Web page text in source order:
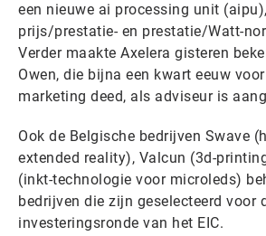
een nieuwe ai processing unit
prijs/prestatie- en prestatie/Watt-
Verder maakte Axelera gisteren
Owen, die bijna een kwart eeuw
marketing deed, als adviseur is
Ook de Belgische bedrijven Swave
extended reality), Valcun (3d-
(inkt-technologie voor microleds)
bedrijven die zijn geselecteerd voor
investeringsronde van het EIC.